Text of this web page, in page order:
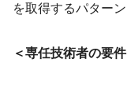
を取得するパター
＜専任技術者の要件